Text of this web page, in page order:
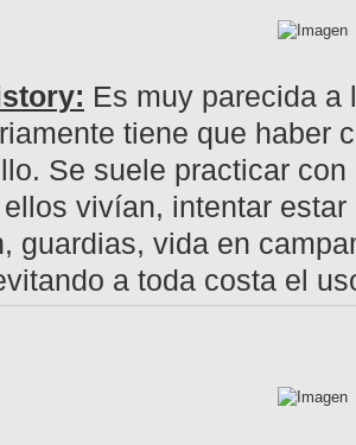
Es muy parecida a
tiene que haber
Se suele practicar
vivían, intentar
guardias, vida en
a toda costa el